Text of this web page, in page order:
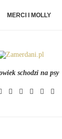
MERCI I MOLLY
schodzi na psy